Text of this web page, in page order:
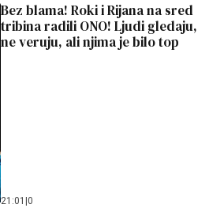
Bez blama! Roki i Rijana na sred
tribina radili ONO! Ljudi gledaju,
ne veruju, ali njima je bilo top
21:01 0